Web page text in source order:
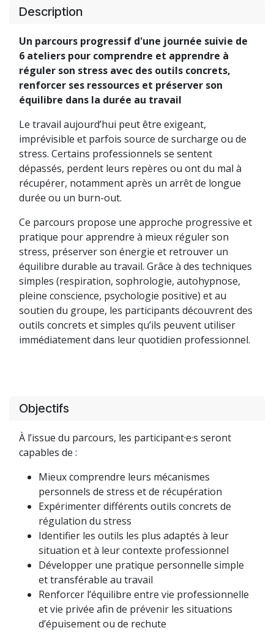
Description
Un parcours progressif d'une journée suivie de
6 ateliers pour comprendre et apprendre à
réguler son stress avec des outils concrets,
renforcer ses ressources et préserver son
équilibre dans la durée au travail
Le travail aujourd’hui peut être exigeant,
imprévisible et parfois source de surcharge ou de
stress. Certains professionnels se sentent
dépassés, perdent leurs repères ou ont du mal à
récupérer, notamment après un arrêt de longue
durée ou un burn-out.
Ce parcours propose une approche progressive et
pratique pour apprendre à mieux réguler son
stress, préserver son énergie et retrouver un
équilibre durable au travail. Grâce à des techniques
simples (respiration, sophrologie, autohypnose,
pleine conscience, psychologie positive) et au
soutien du groupe, les participants découvrent des
outils concrets et simples qu’ils peuvent utiliser
immédiatement dans leur quotidien professionnel.
Objectifs
À l’issue du parcours, les participant·e·s seront
capables de :
Mieux comprendre leurs mécanismes
personnels de stress et de récupération
Expérimenter différents outils concrets de
régulation du stress
Identifier les outils les plus adaptés à leur
situation et à leur contexte professionnel
Développer une pratique personnelle simple
et transférable au travail
Renforcer l’équilibre entre vie professionnelle
et vie privée afin de prévenir les situations
d’épuisement ou de rechute